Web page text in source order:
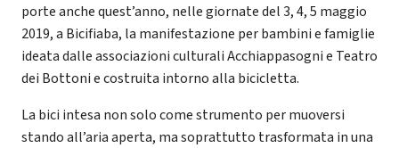
porte anche quest’anno, nelle giornate del 3, 4, 5 maggio
2019, a Bicifiaba, la manifestazione per bambini e famiglie
ideata dalle associazioni culturali Acchiappasogni e Teatro
dei Bottoni e costruita intorno alla bicicletta.
La bici intesa non solo come strumento per muoversi
stando all’aria aperta, ma soprattutto trasformata in una